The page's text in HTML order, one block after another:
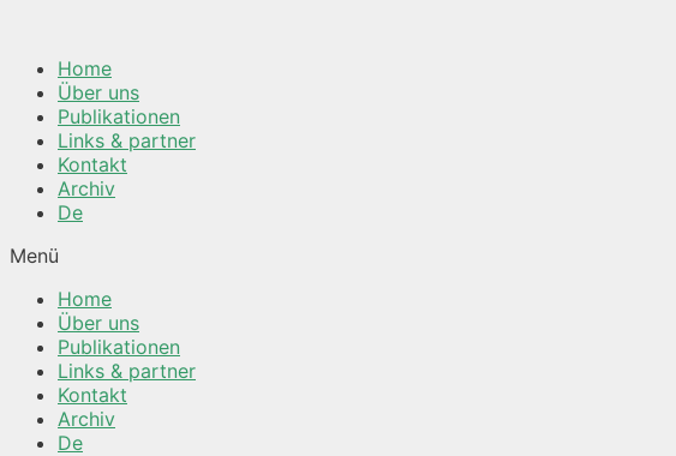
Home
Über uns
Publikationen
Links & partner
Kontakt
Archiv
De
Menü
Home
Über uns
Publikationen
Links & partner
Kontakt
Archiv
De